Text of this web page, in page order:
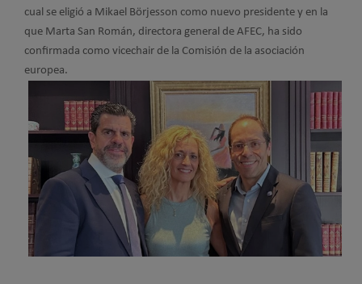
cual se eligió a Mikael Börjesson como nuevo presidente y en la
que Marta San Román, directora general de AFEC, ha sido
confirmada como vicechair de la Comisión de la asociación
europea.